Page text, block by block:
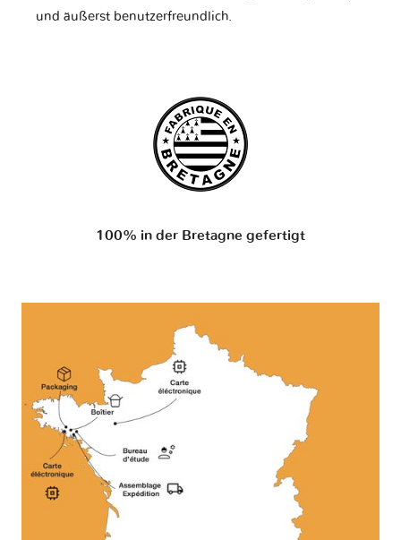
und äußerst benutzerfreundlich.
100% in der Bretagne gefertigt